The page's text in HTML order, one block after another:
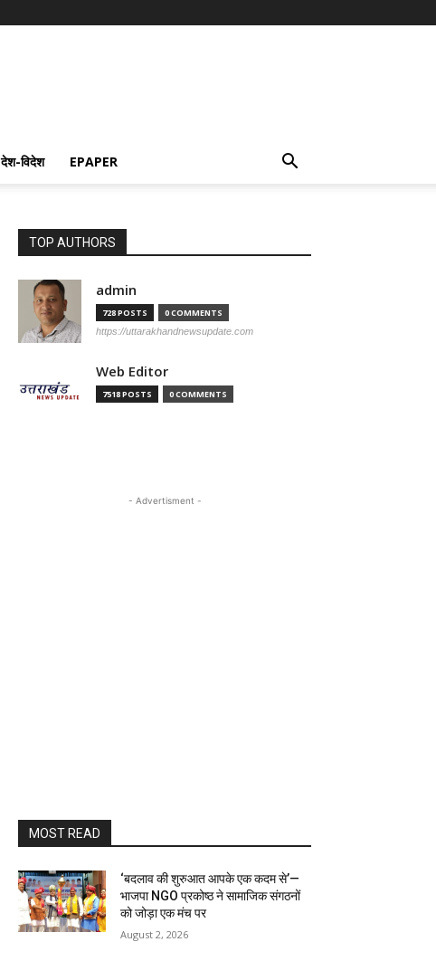
देश-विदेश EPAPER
TOP AUTHORS
admin
728 POSTS 0 COMMENTS
https://uttarakhandnewsupdate.com
Web Editor
7518 POSTS 0 COMMENTS
- Advertisment -
MOST READ
‘बदलाव की शुरुआत आपके एक कदम से’—
भाजपा NGO प्रकोष्ठ ने सामाजिक संगठनों
को जोड़ा एक मंच पर
August 2, 2026